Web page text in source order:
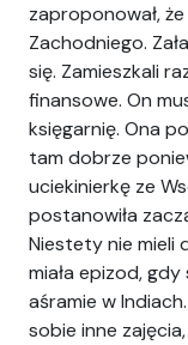
zaproponował,
Zachodniego.
się. Zamieszkali
finansowe. On
księgarnię. Ona
tam dobrze
uciekinierkę ze
postanowiła
Niestety nie mieli
miała epizod,
aśramie w
sobie inne